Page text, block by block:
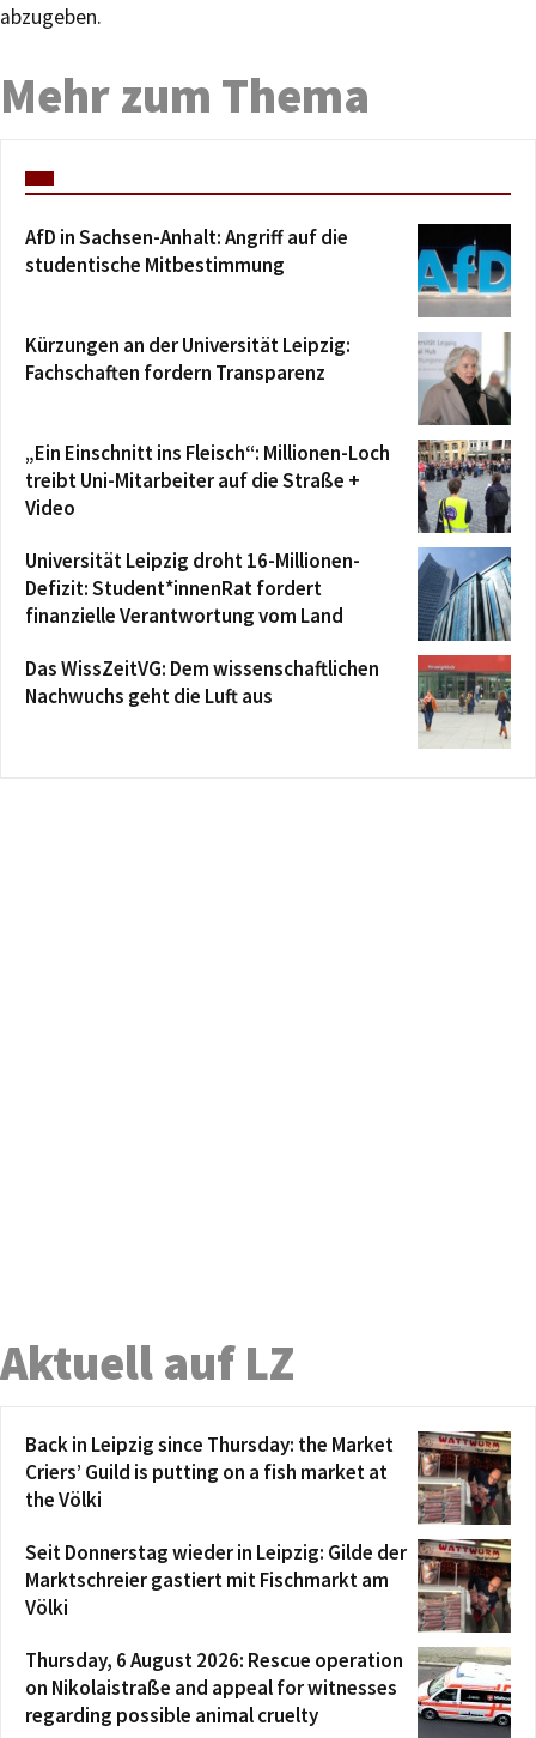
abzugeben.
Mehr zum Thema
AfD in Sachsen-Anhalt: Angriff auf die
studentische Mitbestimmung
Kürzungen an der Universität Leipzig:
Fachschaften fordern Transparenz
„Ein Einschnitt ins Fleisch“: Millionen-Loch
treibt Uni-Mitarbeiter auf die Straße +
Video
Universität Leipzig droht 16-Millionen-
Defizit: Student*innenRat fordert
finanzielle Verantwortung vom Land
Das WissZeitVG: Dem wissenschaftlichen
Nachwuchs geht die Luft aus
Aktuell auf LZ
Back in Leipzig since Thursday: the Market
Criers’ Guild is putting on a fish market at
the Völki
Seit Donnerstag wieder in Leipzig: Gilde der
Marktschreier gastiert mit Fischmarkt am
Völki
Thursday, 6 August 2026: Rescue operation
on Nikolaistraße and appeal for witnesses
regarding possible animal cruelty